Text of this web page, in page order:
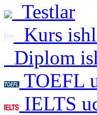
Testlar
Kurs
Diplom
TOEFL
IELTS